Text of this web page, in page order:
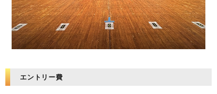
エントリー費